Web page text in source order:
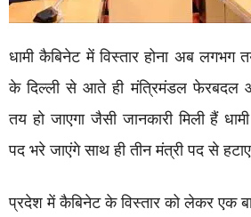
धामी कैबिनेट में विस्तार होना अब लगभग
के दिल्ली से आते ही मंत्रिमंडल फेरबदल
तय हो जाएगा जैसी जानकारी मिली हैं
पद भरे जाएंगे साथ ही तीन मंत्री पद से
प्रदेश में कैबिनेट के विस्तार को लेकर एक